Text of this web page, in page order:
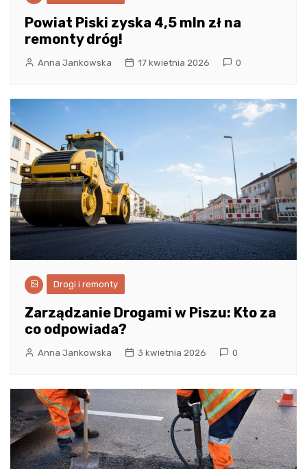
Powiat Piski zyska 4,5 mln zł na
remonty dróg!
Anna Jankowska 17 kwietnia 2026 0
Drogi i remonty
Zarządzanie Drogami w Piszu: Kto za
co odpowiada?
Anna Jankowska 3 kwietnia 2026 0